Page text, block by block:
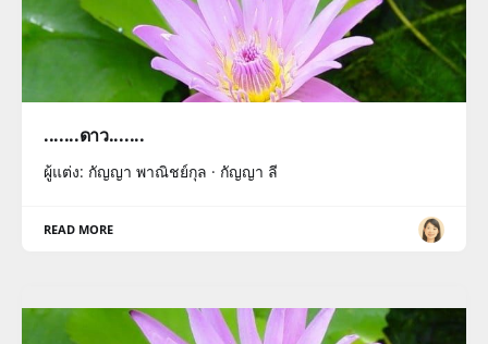
.......ดาว.......
ผู้แต่ง: กัญญา พาณิชย์กุล · กัญญา ลี
READ MORE